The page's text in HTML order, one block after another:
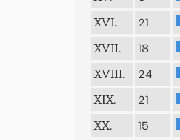
XVI. 21
XVII. 18
XVIII. 24
XIX. 21
XX. 15